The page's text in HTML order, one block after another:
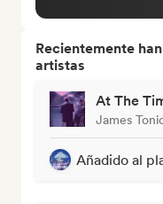
Recientemente
artistas
At The
James
Añadido al